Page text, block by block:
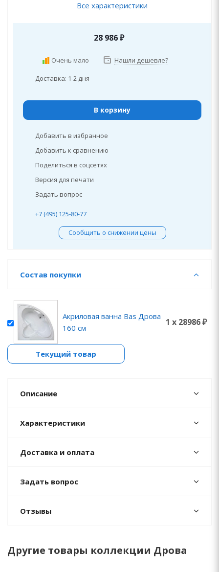
Все характеристики
28 986₽
Очень мало Нашли дешевле?
Доставка: 1-2 дня
В корзину
Добавить в избранное
Добавить к сравнению
Поделиться в соцсетях
Версия для печати
Задать вопрос
+7 (495) 125-80-77
Сообщить о снижении цены
Состав покупки
Акриловая ванна Bas Дрова
160 см
1 x 28986 ₽
Текущий товар
Описание
Характеристики
Доставка и оплата
Задать вопрос
Отзывы
Другие товары коллекции Дрова